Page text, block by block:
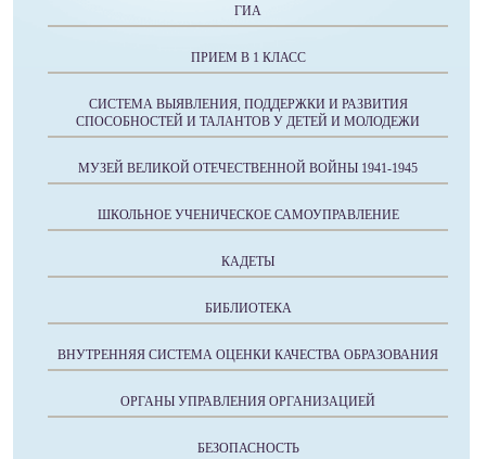
ГИА
ПРИЕМ В 1 КЛАСС
СИСТЕМА ВЫЯВЛЕНИЯ, ПОДДЕРЖКИ И РАЗВИТИЯ
СПОСОБНОСТЕЙ И ТАЛАНТОВ У ДЕТЕЙ И МОЛОДЕЖИ
МУЗЕЙ ВЕЛИКОЙ ОТЕЧЕСТВЕННОЙ ВОЙНЫ 1941-1945
ШКОЛЬНОЕ УЧЕНИЧЕСКОЕ САМОУПРАВЛЕНИЕ
КАДЕТЫ
БИБЛИОТЕКА
ВНУТРЕННЯЯ СИСТЕМА ОЦЕНКИ КАЧЕСТВА ОБРАЗОВАНИЯ
ОРГАНЫ УПРАВЛЕНИЯ ОРГАНИЗАЦИЕЙ
БЕЗОПАСНОСТЬ